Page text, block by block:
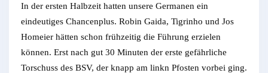
In der ersten Halbzeit hatten unsere Germanen ein
eindeutiges Chancenplus. Robin Gaida, Tigrinho und Jos
Homeier hätten schon frühzeitig die Führung erzielen
können. Erst nach gut 30 Minuten der erste gefährliche
Torschuss des BSV, der knapp am linkn Pfosten vorbei ging.